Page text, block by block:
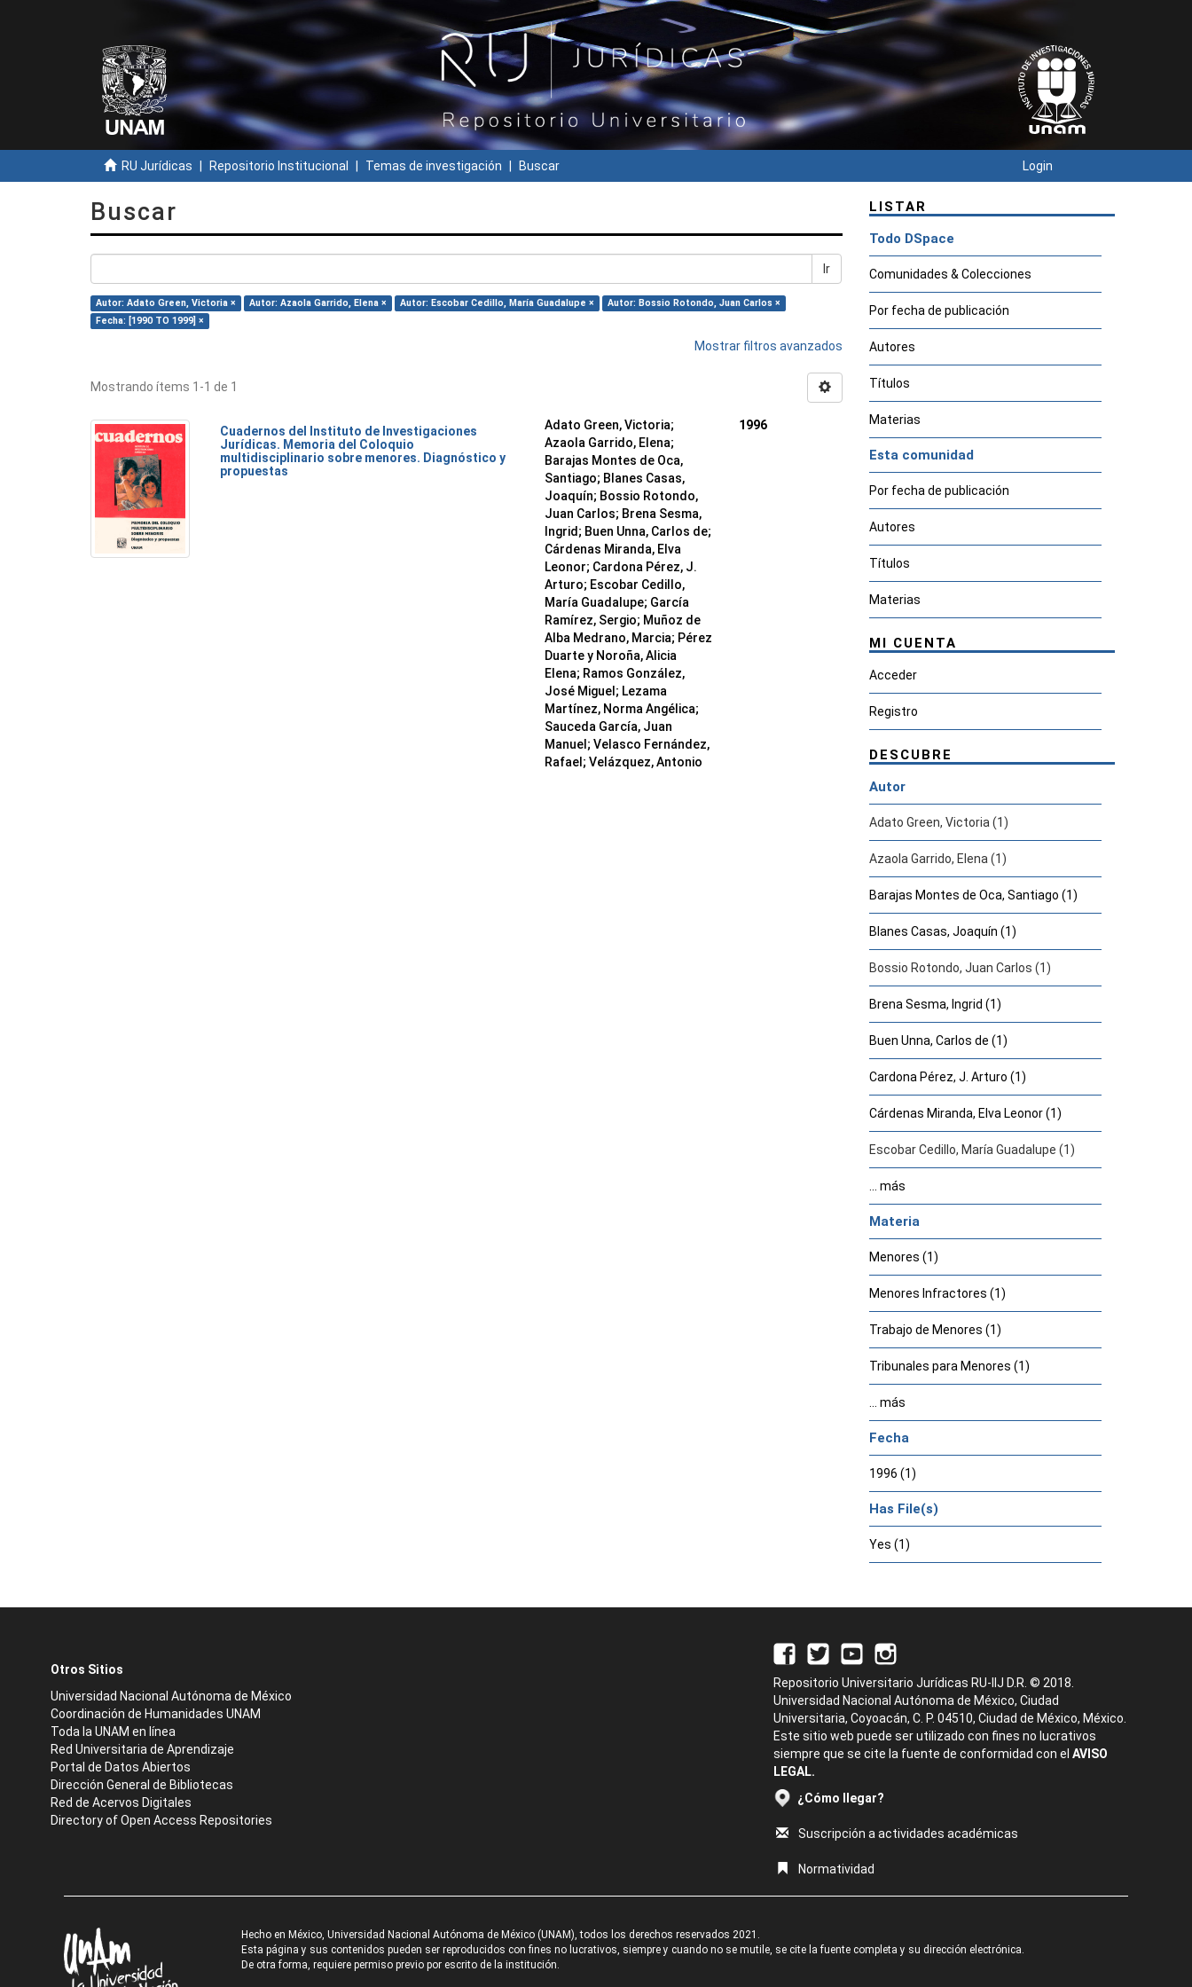
RU Jurídicas Repositorio Institucional Temas de investigación Buscar Login
Buscar
Ir
Autor: Adato Green, Victoria × Autor: Azaola Garrido, Elena × Autor: Escobar Cedillo, María Guadalupe ×
Autor: Bossio Rotondo, Juan Carlos ×
Fecha: [1990 TO 1999] ×
Mostrar filtros avanzados
Mostrando ítems 1-1 de 1
Cuadernos del Instituto de Investigaciones
Jurídicas. Memoria del Coloquio
multidisciplinario sobre menores. Diagnóstico y
propuestas
Adato Green, Victoria;
Azaola Garrido, Elena;
Barajas Montes de Oca,
Santiago; Blanes Casas,
Joaquín; Bossio Rotondo,
Juan Carlos; Brena Sesma,
Ingrid; Buen Unna, Carlos de;
Cárdenas Miranda, Elva
Leonor; Cardona Pérez, J.
Arturo; Escobar Cedillo,
María Guadalupe; García
Ramírez, Sergio; Muñoz de
Alba Medrano, Marcia; Pérez
Duarte y Noroña, Alicia
Elena; Ramos González,
José Miguel; Lezama
Martínez, Norma Angélica;
Sauceda García, Juan
Manuel; Velasco Fernández,
Rafael; Velázquez, Antonio
1996
LISTAR
Todo DSpace
Comunidades & Colecciones
Por fecha de publicación
Autores
Títulos
Materias
Esta comunidad
Por fecha de publicación
Autores
Títulos
Materias
MI CUENTA
Acceder
Registro
DESCUBRE
Autor
Adato Green, Victoria (1)
Azaola Garrido, Elena (1)
Barajas Montes de Oca, Santiago (1)
Blanes Casas, Joaquín (1)
Bossio Rotondo, Juan Carlos (1)
Brena Sesma, Ingrid (1)
Buen Unna, Carlos de (1)
Cardona Pérez, J. Arturo (1)
Cárdenas Miranda, Elva Leonor (1)
Escobar Cedillo, María Guadalupe (1)
... más
Materia
Menores (1)
Menores Infractores (1)
Trabajo de Menores (1)
Tribunales para Menores (1)
... más
Fecha
1996 (1)
Has File(s)
Yes (1)
Otros Sitios
Universidad Nacional Autónoma de México
Coordinación de Humanidades UNAM
Toda la UNAM en línea
Red Universitaria de Aprendizaje
Portal de Datos Abiertos
Dirección General de Bibliotecas
Red de Acervos Digitales
Directory of Open Access Repositories
Repositorio Universitario Jurídicas RU-IIJ D.R. © 2018.
Universidad Nacional Autónoma de México, Ciudad
Universitaria, Coyoacán, C. P. 04510, Ciudad de México, México.
Este sitio web puede ser utilizado con fines no lucrativos
siempre que se cite la fuente de conformidad con el AVISO
LEGAL.
¿Cómo llegar?
Suscripción a actividades académicas
Normatividad
Hecho en México, Universidad Nacional Autónoma de México (UNAM), todos los derechos reservados 2021.
Esta página y sus contenidos pueden ser reproducidos con fines no lucrativos, siempre y cuando no se mutile, se cite la fuente completa y su dirección electrónica.
De otra forma, requiere permiso previo por escrito de la institución.